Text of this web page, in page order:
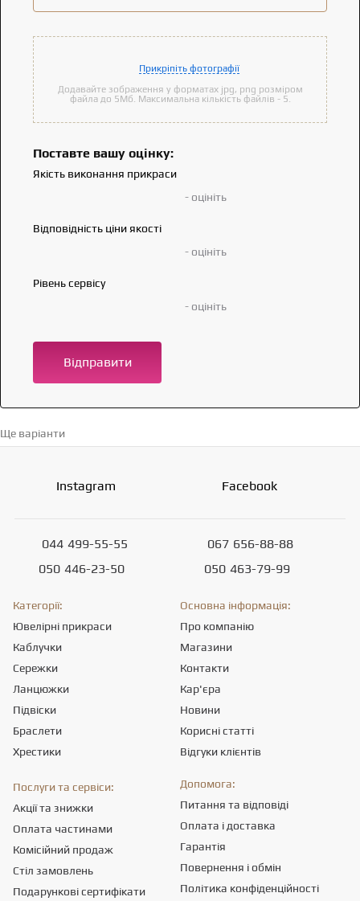
Прикріпіть фотографії
Додавайте зображення у форматах jpg, png розміром
файла до 5Мб. Максимальна кількість файлів - 5.
Поставте вашу оцінку:
Якість виконання прикраси
- оцініть
Відповідність ціни якості
- оцініть
Рівень сервісу
- оцініть
Відправити
Ще варіанти
Instagram Facebook
044 499-55-55
050 446-23-50
067 656-88-88
050 463-79-99
Категорії:
Ювелірні прикраси
Каблучки
Сережки
Ланцюжки
Підвіски
Браслети
Хрестики
Основна інформація:
Про компанію
Магазини
Контакти
Кар'єра
Новини
Корисні статті
Відгуки клієнтів
Послуги та сервіси:
Акції та знижки
Оплата частинами
Комісійний продаж
Стіл замовлень
Подарункові сертифікати
Допомога:
Питання та відповіді
Оплата і доставка
Гарантія
Повернення і обмін
Політика конфіденційності